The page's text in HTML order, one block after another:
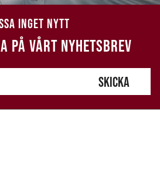
INGET NYTT
PÅ VÅRT NYHETSBREV
SKICKA